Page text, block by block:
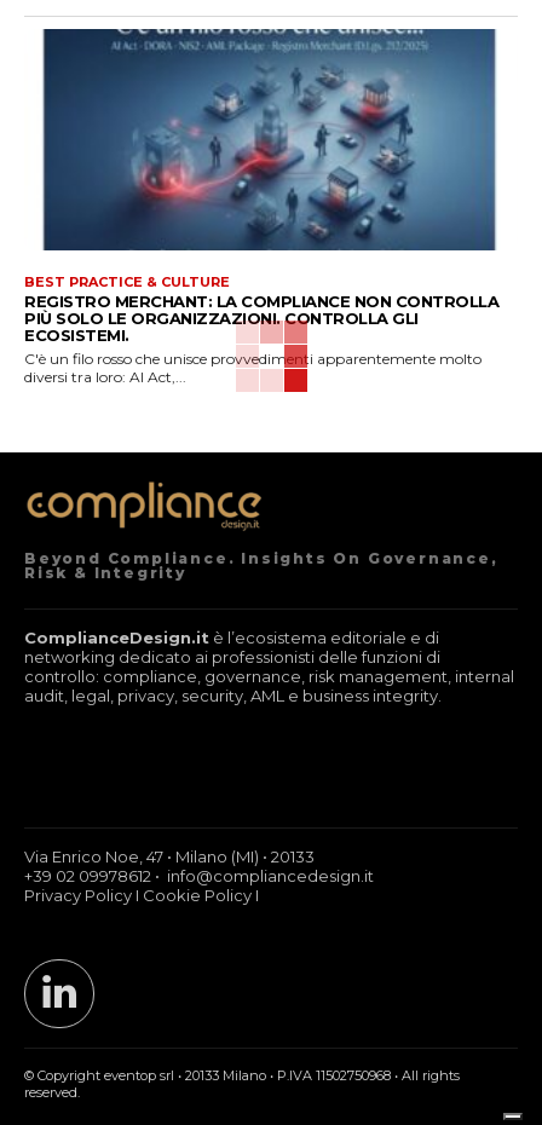
BEST PRACTICE & CULTURE
REGISTRO MERCHANT: LA COMPLIANCE NON CONTROLLA
PIÙ SOLO LE ORGANIZZAZIONI. CONTROLLA GLI
ECOSISTEMI.
C'è un filo rosso che unisce provvedimenti apparentemente molto
diversi tra loro: AI Act,...
Beyond Compliance. Insights On Governance,
Risk & Integrity
ComplianceDesign.it è l’ecosistema editoriale e di
networking dedicato ai professionisti delle funzioni di
controllo: compliance, governance, risk management, internal
audit, legal, privacy, security, AML e business integrity.
Via Enrico Noe, 47 • Milano (MI) • 20133
+39 02 09978612 • info@compliancedesign.it
Privacy Policy I Cookie Policy I
© Copyright eventop srl • 20133 Milano • P.IVA 11502750968 • All rights
reserved.